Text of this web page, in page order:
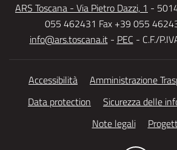
ARS Toscana - Via Pietro Dazzi, 1 -
055 462431 Fax +39 055
info@ars.toscana.it- PEC - C.F./
Accessibilità Amministrazione
Data protection
Sicurezza delle
Note legali